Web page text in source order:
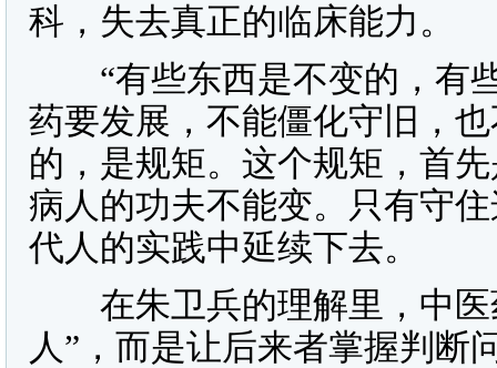
科，失去真正的临床能力。
“有些东西是不变的，有些
药要发展，不能僵化守旧，
的，是规矩。这个规矩，首
病人的功夫不能变。只有守
代人的实践中延续下去。
在朱卫兵的理解里，中医
人”，而是让后来者掌握判断